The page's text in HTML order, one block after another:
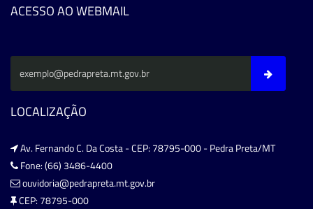
ACESSO AO WEBMAIL
LOCALIZAÇÃO
Av. Fernando C. Da Costa - CEP: 78795-000 - Pedra Preta/MT
Fone: (66) 3486-4400
ouvidoria@pedrapreta.mt.gov.br
CEP: 78795-000